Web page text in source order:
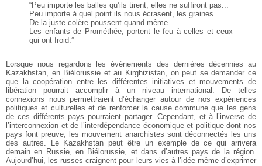
“Peu importe les balles qu’ils tirent, elles ne suffiront pas...
Peu importe à quel point ils nous écrasent, les graines
De la juste colère poussent quand même
Les enfants de Prométhée, portent le feu à celles et ceux
qui ont froid.”
Lorsque nous regardons les événements des dernières décennies au
Kazakhstan, en Biélorussie et au Kirghizistan, on peut se demander ce
que la coopération entre les différentes initiatives et mouvements de
libération pourrait accomplir à un niveau international. De telles
connexions nous permettraient d’échanger autour de nos expériences
politiques et culturelles et de renforcer la cause commune que les gens
de ces différents pays pourraient partager. Cependant, et à l’inverse de
l’interconnexion et de l’interdépendance économique et politique dont nos
pays font preuve, les mouvement anarchistes sont déconnectés les uns
des autres. Le Kazakhstan peut être un exemple de ce qui arrivera
demain en Russie, en Biélorussie, et dans d’autres pays de la région.
Aujourd’hui, les russes craignent pour leurs vies à l’idée même d’exprimer